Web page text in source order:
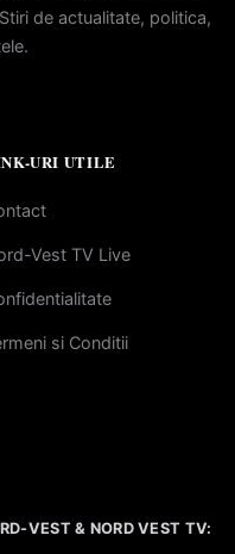
de actualitate, politica,
URI UTILE
Vest TV Live
si Conditii
VEST & NORD VEST TV: